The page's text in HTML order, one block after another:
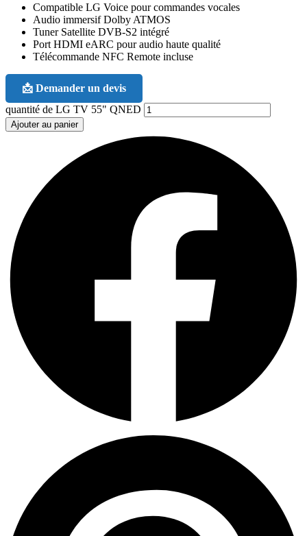
Compatible LG Voice pour commandes vocales
Audio immersif Dolby ATMOS
Tuner Satellite DVB-S2 intégré
Port HDMI eARC pour audio haute qualité
Télécommande NFC Remote incluse
📩 Demander un devis
quantité de LG TV 55" QNED
Ajouter au panier